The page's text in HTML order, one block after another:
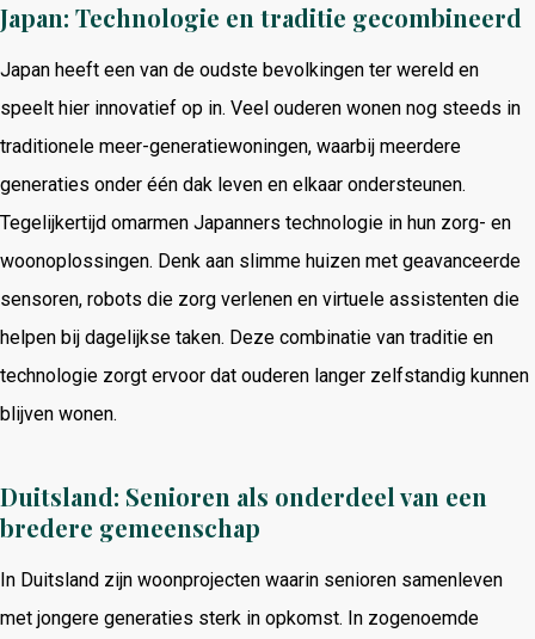
Japan: Technologie en traditie gecombineerd
Japan heeft een van de oudste bevolkingen ter wereld en
speelt hier innovatief op in. Veel ouderen wonen nog steeds in
traditionele meer-generatiewoningen, waarbij meerdere
generaties onder één dak leven en elkaar ondersteunen.
Tegelijkertijd omarmen Japanners technologie in hun zorg- en
woonoplossingen. Denk aan slimme huizen met geavanceerde
sensoren, robots die zorg verlenen en virtuele assistenten die
helpen bij dagelijkse taken. Deze combinatie van traditie en
technologie zorgt ervoor dat ouderen langer zelfstandig kunnen
blijven wonen.
Duitsland: Senioren als onderdeel van een
bredere gemeenschap
In Duitsland zijn woonprojecten waarin senioren samenleven
met jongere generaties sterk in opkomst. In zogenoemde